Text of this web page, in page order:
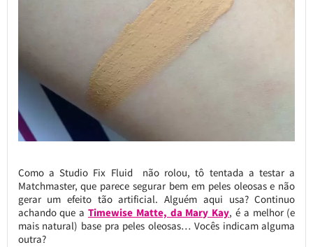
Como a Studio Fix Fluid não rolou, tô tentada a testar a
Matchmaster, que parece segurar bem em peles oleosas e não
gerar um efeito tão artificial. Alguém aqui usa? Continuo
achando que aTimewise Matte, da Mary Kay, é a melhor (e
mais natural) base pra peles oleosas… Vocês indicam alguma
outra?